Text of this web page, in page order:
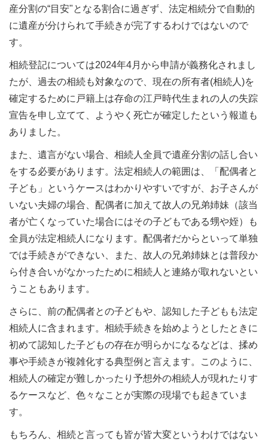
産分割の“目安"となる割合に過ぎず、法定相続分で自動的
に遺産が分けられて手続きが完了するわけではないので
す。
相続登記については2024年4月から申請が義務化されまし
たが、過去の相続も対象なので、現在の所有者(相続人)を
確定するために戸籍上は存命の江戸時代生まれの人の失踪
宣告を申し立てて、ようやく死亡が確定したという報道も
ありました。
また、遺言がない場合、相続人全員で遺産分割の話し合い
をする必要があります。法定相続人の範囲は、「配偶者と
子ども」というケースはわかりやすいですが、お子さんが
いない夫婦の場合、配偶者に加えて故人の兄弟姉妹（該当
者が亡くなっていた場合にはその子どもである甥や姪）も
全員が法定相続人になります。配偶者だからといって単独
では手続きができない、また、故人の兄弟姉妹とは普段か
ら付き合いがなかったために相続人と連絡が取れないとい
うこともあります。
さらに、前の配偶者との子どもや、認知した子どもも法定
相続人に含まれます。相続手続きを始めようとしたときに
初めて認知した子どもの存在が明らかになるなどは、揉め
事や手続きが複雑化する典型例と言えます。このように、
相続人の確定が難しかったり予想外の相続人が現れたりす
るケースなど、色々なことが実際の現場でも起きていま
す。
もちろん、相続と言っても皆が皆大変というわけではない